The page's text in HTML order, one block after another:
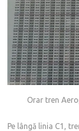
Orar tren
Pe lângă linia C1,